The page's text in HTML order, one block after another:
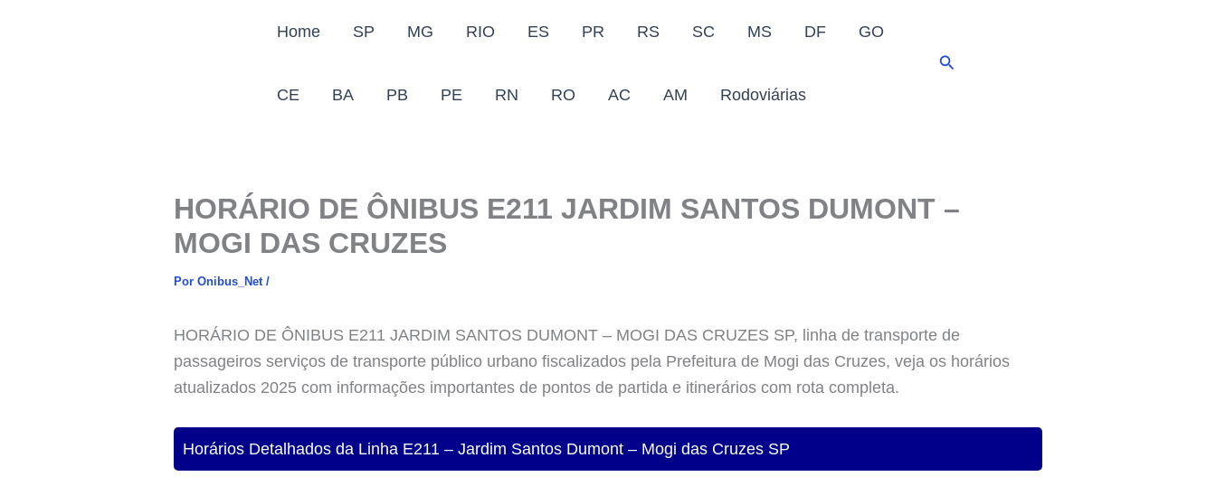
Home SP MG RIO ES PR RS SC MS DF GO
CE BA PB PE RN RO AC AM Rodoviárias
Pesquisar
HORÁRIO DE ÔNIBUS E211 JARDIM SANTOS DUMONT –
MOGI DAS CRUZES
Por Onibus_Net /
HORÁRIO DE ÔNIBUS E211 JARDIM SANTOS DUMONT – MOGI DAS CRUZES SP, linha de transporte de
passageiros serviços de transporte público urbano fiscalizados pela Prefeitura de Mogi das Cruzes, veja os horários
atualizados 2025 com informações importantes de pontos de partida e itinerários com rota completa.
Horários Detalhados da Linha E211 – Jardim Santos Dumont – Mogi das Cruzes SP